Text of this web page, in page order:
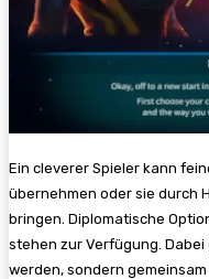
Ein cleverer Spieler kann
übernehmen oder sie durch
bringen. Diplomatische
stehen zur Verfügung.
werden, sondern